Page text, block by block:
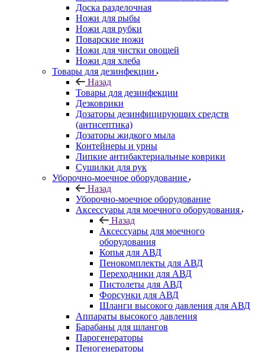
Доска разделочная
Ножи для рыбы
Ножи для рубки
Поварские ножи
Ножи для чистки овощей
Ножи для хлеба
Товары для дезинфекции
Назад
Товары для дезинфекции
Дезковрики
Дозаторы дезинфицирующих средств
(антисептика)
Дозаторы жидкого мыла
Контейнеры и урны
Липкие антибактериальные коврики
Сушилки для рук
Уборочно-моечное оборудование
Назад
Уборочно-моечное оборудование
Аксессуары для моечного оборудования
Назад
Аксессуары для моечного
оборудования
Копья для АВД
Пенокомплекты для АВД
Переходники для АВД
Пистолеты для АВД
Форсунки для АВД
Шланги высокого давления для АВД
Аппараты высокого давления
Барабаны для шлангов
Парогенераторы
Пеногенераторы